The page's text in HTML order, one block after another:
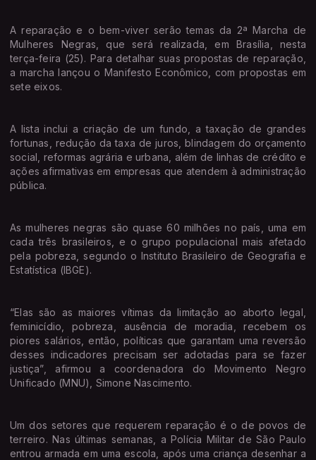
A reparação e o bem-viver serão temas da 2ª Marcha de
Mulheres Negras, que será realizada, em Brasília, nesta
terça-feira (25). Para detalhar suas propostas de reparação,
a marcha lançou o Manifesto Econômico, com propostas em
sete eixos.
A lista inclui a criação de um fundo, a taxação de grandes
fortunas, redução da taxa de juros, blindagem do orçamento
social, reformas agrária e urbana, além de linhas de crédito e
ações afirmativas em empresas que atendem à administração
pública.
As mulheres negras são quase 60 milhões no país, uma em
cada três brasileiros, e o grupo populacional mais afetado
pela pobreza, segundo o Instituto Brasileiro de Geografia e
Estatística (IBGE).
“Elas são as maiores vítimas da limitação ao aborto legal,
feminicídio, pobreza, ausência de moradia, recebem os
piores salários, então, políticas que garantam uma reversão
desses indicadores precisam ser adotadas para se fazer
justiça”, afirmou a coordenadora do Movimento Negro
Unificado (MNU), Simone Nascimento.
Um dos setores que requerem reparação é o de povos de
terreiro. Nas últimas semanas, a Polícia Militar de São Paulo
entrou armada em uma escola, após uma criança desenhar a